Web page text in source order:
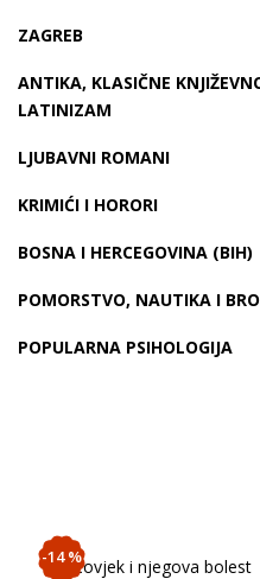
ZAGREB
ANTIKA, KLASIČNE
LATINIZAM
LJUBAVNI ROMANI
KRIMIĆI I HORORI
BOSNA I HERCEGOVINA (BIH)
POMORSTVO, NAUTIKA I
POPULARNA PSIHOLOGIJA
-14 %